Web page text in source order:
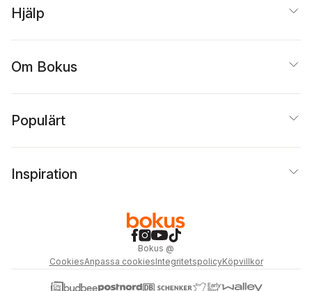
Hjälp
Om Bokus
Populärt
Inspiration
Bokus @
CookiesAnpassa cookiesIntegritetspolicyKöpvillkor